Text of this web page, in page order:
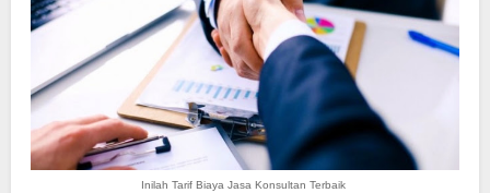
Inilah Tarif Biaya Jasa Konsultan Terbaik